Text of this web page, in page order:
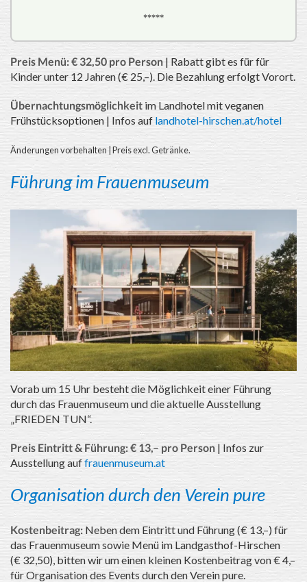
*****
Preis Menü: € 32,50 pro Person | Rabatt gibt es für für
Kinder unter 12 Jahren (€ 25,–). Die Bezahlung erfolgt Vorort.
Übernachtungsmöglichkeit im Landhotel mit veganen
Frühstücksoptionen | Infos auf landhotel-hirschen.at/hotel
Änderungen vorbehalten | Preis excl. Getränke.
Führung im Frauenmuseum
Vorab um 15 Uhr besteht die Möglichkeit einer Führung
durch das Frauenmuseum und die aktuelle Ausstellung
„FRIEDEN TUN“.
Preis Eintritt & Führung: € 13,– pro Person | Infos zur
Ausstellung auffrauenmuseum.at
Organisation durch den Verein pure
Kostenbeitrag: Neben dem Eintritt und Führung (€ 13,–) für
das Frauenmuseum sowie Menü im Landgasthof-Hirschen
(€ 32,50), bitten wir um einen kleinen Kostenbeitrag von € 4,–
für Organisation des Events durch den Verein pure.